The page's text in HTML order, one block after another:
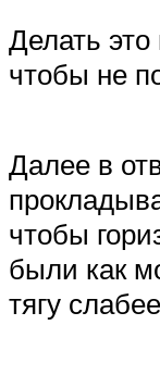
Делать
чтобы не
Далее в
чтобы
были как
тягу